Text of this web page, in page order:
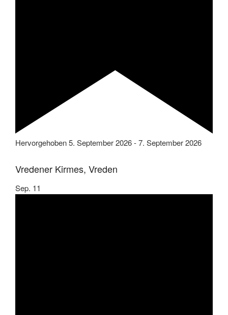
Hervorgehoben5. September 2026-7. September 2026
Vredener Kirmes, Vreden
Sep. 11